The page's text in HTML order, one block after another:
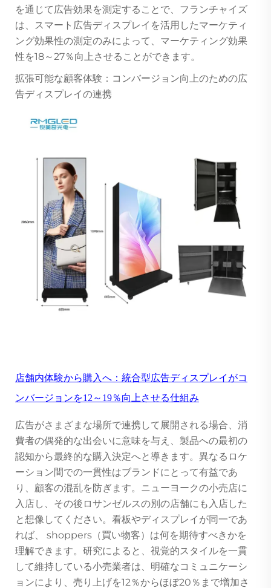
を通じて広告効果を測定することで、フランチャイズ
は、スマート広告ディスプレイを活用したマーケティ
ング効果性の測定のみによって、マーケティング効果
性を18～27％向上させることができます。
拡張可能な顧客体験：コンバージョン向上のための広
告ディスプレイの連携
店舗内体験から購入へ：統合型広告ディスプレイがコ
ンバージョンを12～19％向上させる仕組み
広告がさまざまな場所で連携して展開される場合、消
費者の偶発的な出会いに意味を与え、製品への最初の
認知から最終的な購入決定へと導きます。異なるロケ
ーション間での一貫性はブランドにとって有益であ
り、顧客の混乱を防ぎます。ニューヨークの小売店に
入店し、その後ロサンゼルスの別の店舗にも入店した
と想像してください。看板やディスプレイが同一であ
れば、 shoppers（買い物客）は何を期待すべきかを
理解できます。研究によると、視覚的スタイルを一貫
して維持している小売業者は、明確なコミュニケーシ
ョンにより、売り上げを12％からほぼ20％まで増加さ